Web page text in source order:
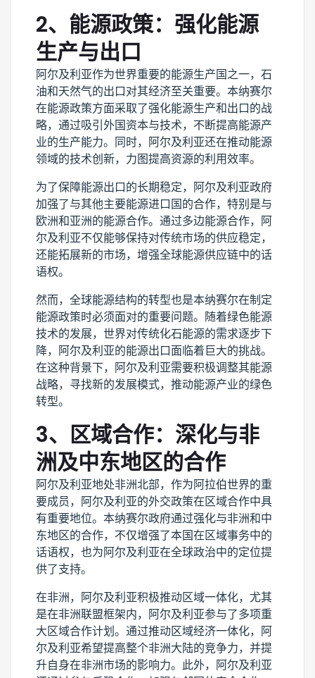
2、能源政策：强化能源
生产与出口
阿尔及利亚作为世界重要的能源生产国之一，石
油和天然气的出口对其经济至关重要。本纳赛尔
在能源政策方面采取了强化能源生产和出口的战
略，通过吸引外国资本与技术，不断提高能源产
业的生产能力。同时，阿尔及利亚还在推动能源
领域的技术创新，力图提高资源的利用效率。
为了保障能源出口的长期稳定，阿尔及利亚政府
加强了与其他主要能源进口国的合作，特别是与
欧洲和亚洲的能源合作。通过多边能源合作，阿
尔及利亚不仅能够保持对传统市场的供应稳定，
还能拓展新的市场，增强全球能源供应链中的话
语权。
然而，全球能源结构的转型也是本纳赛尔在制定
能源政策时必须面对的重要问题。随着绿色能源
技术的发展，世界对传统化石能源的需求逐步下
降，阿尔及利亚的能源出口面临着巨大的挑战。
在这种背景下，阿尔及利亚需要积极调整其能源
战略，寻找新的发展模式，推动能源产业的绿色
转型。
3、区域合作：深化与非
洲及中东地区的合作
阿尔及利亚地处非洲北部，作为阿拉伯世界的重
要成员，阿尔及利亚的外交政策在区域合作中具
有重要地位。本纳赛尔政府通过强化与非洲和中
东地区的合作，不仅增强了本国在区域事务中的
话语权，也为阿尔及利亚在全球政治中的定位提
供了支持。
在非洲，阿尔及利亚积极推动区域一体化，尤其
是在非洲联盟框架内，阿尔及利亚参与了多项重
大区域合作计划。通过推动区域经济一体化，阿
尔及利亚希望提高整个非洲大陆的竞争力，并提
升自身在非洲市场的影响力。此外，阿尔及利亚